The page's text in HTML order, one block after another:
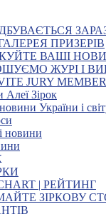
ПРИЗЕРІВ
ВАШІ
ЖУРІ І
JURY
Зірок
України і
новини
| РЕЙТИНГ
ЗІРКОВУ